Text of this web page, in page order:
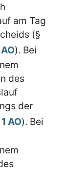
am Tag
(§
). Bei
des
der
AO). Bei